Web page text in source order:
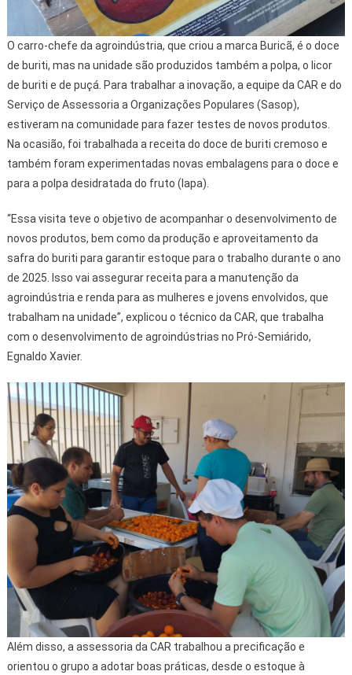
O carro-chefe da agroindústria, que criou a marca Buricã, é o doce
de buriti, mas na unidade são produzidos também a polpa, o licor
de buriti e de puçá. Para trabalhar a inovação, a equipe da CAR e do
Serviço de Assessoria a Organizações Populares (Sasop),
estiveram na comunidade para fazer testes de novos produtos.
Na ocasião, foi trabalhada a receita do doce de buriti cremoso e
também foram experimentadas novas embalagens para o doce e
para a polpa desidratada do fruto (lapa).
“Essa visita teve o objetivo de acompanhar o desenvolvimento de
novos produtos, bem como da produção e aproveitamento da
safra do buriti para garantir estoque para o trabalho durante o ano
de 2025. Isso vai assegurar receita para a manutenção da
agroindústria e renda para as mulheres e jovens envolvidos, que
trabalham na unidade”, explicou o técnico da CAR, que trabalha
com o desenvolvimento de agroindústrias no Pró-Semiárido,
Egnaldo Xavier.
Além disso, a assessoria da CAR trabalhou a precificação e
orientou o grupo a adotar boas práticas, desde o estoque à